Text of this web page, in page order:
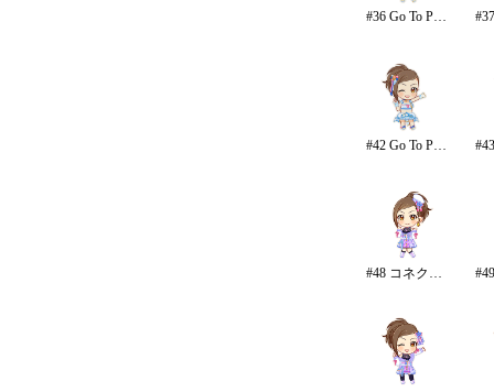
#36 Go To Paradise
#42 Go To Paradise/リゾート
#48 コネクテッド・パラレル